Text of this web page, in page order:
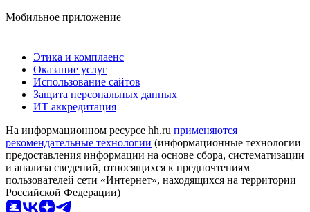
Мобильное приложение
Этика и комплаенс
Оказание услуг
Использование сайтов
Защита персональных данных
ИТ аккредитация
На информационном ресурсе hh.ru применяются
рекомендательные технологии (информационные технологии
предоставления информации на основе сбора, систематизации
и анализа сведений, относящихся к предпочтениям
пользователей сети «Интернет», находящихся на территории
Российской Федерации)